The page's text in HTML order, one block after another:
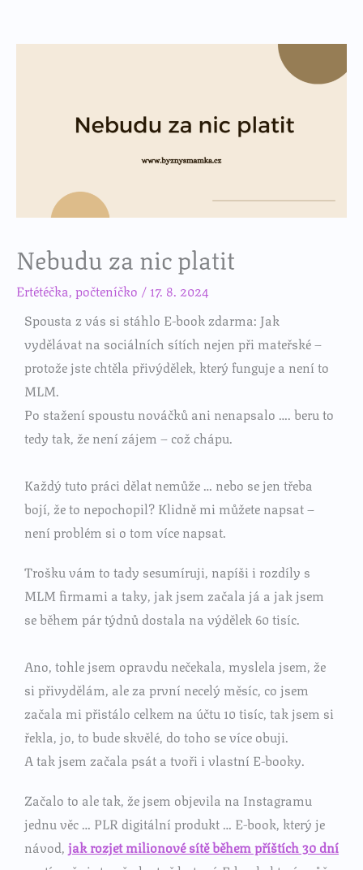
o g
Nebudu za nic platit
Ertétéčka, počteníčko / 17. 8. 2024
Spousta z vás si stáhlo E-book zdarma: Jak
vydělávat na sociálních sítích nejen při mateřské –
protože jste chtěla přivýdělek, který funguje a není to
MLM.
Po stažení spoustu nováčků ani nenapsalo …. beru to
tedy tak, že není zájem – což chápu.
Každý tuto práci dělat nemůže … nebo se jen třeba
bojí, že to nepochopil? Klidně mi můžete napsat –
není problém si o tom více napsat.
Trošku vám to tady sesumíruji, napíši i rozdíly s
MLM firmami a taky, jak jsem začala já a jak jsem
se během pár týdnů dostala na výdělek 60 tisíc.
Ano, tohle jsem opravdu nečekala, myslela jsem, že
si přivydělám, ale za první necelý měsíc, co jsem
začala mi přistálo celkem na účtu 10 tisíc, tak jsem si
řekla, jo, to bude skvělé, do toho se více obuji.
A tak jsem začala psát a tvoři i vlastní E-booky.
Začalo to ale tak, že jsem objevila na Instagramu
jednu věc … PLR digitální produkt … E-book, který je
návod, jak rozjet milionové sítě během příštích 30 dní